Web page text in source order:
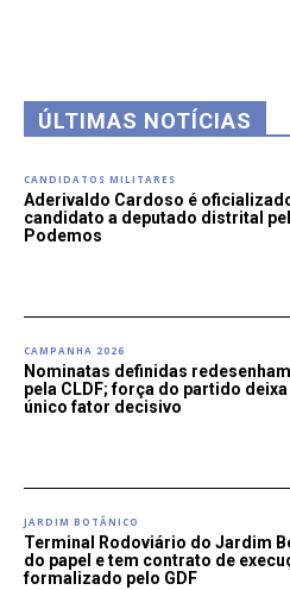
ÚLTIMAS NOTÍCIAS
CANDIDATOS MILITARES
Aderivaldo Cardoso é
candidato a deputado distrital
Podemos
CAMPANHA 2026
Nominatas definidas
pela CLDF; força do partido
único fator decisivo
JARDIM BOTÂNICO
Terminal Rodoviário do Jardim
do papel e tem contrato de
formalizado pelo GDF